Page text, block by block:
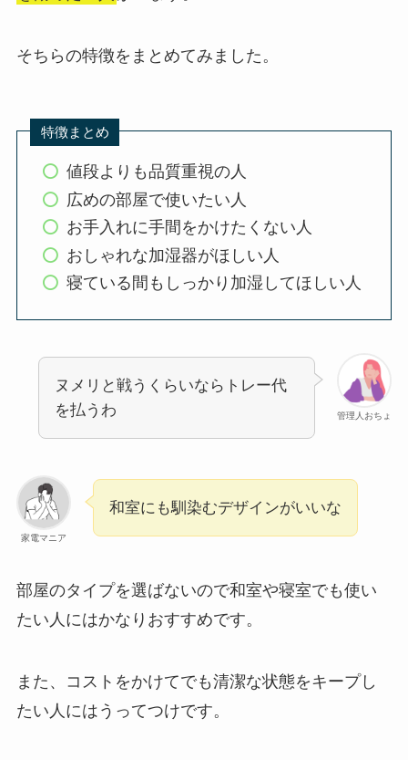
そちらの特徴をまとめてみました。
特徴まとめ
値段よりも品質重視の人
広めの部屋で使いたい人
お手入れに手間をかけたくない人
おしゃれな加湿器がほしい人
寝ている間もしっかり加湿してほしい人
管理人おちょ
ヌメリと戦うくらいならトレー代
を払うわ
家電マニア
和室にも馴染むデザインがいいな
部屋のタイプを選ばないので和室や寝室でも使い
たい人にはかなりおすすめです。
また、コストをかけてでも清潔な状態をキープし
たい人にはうってつけです。